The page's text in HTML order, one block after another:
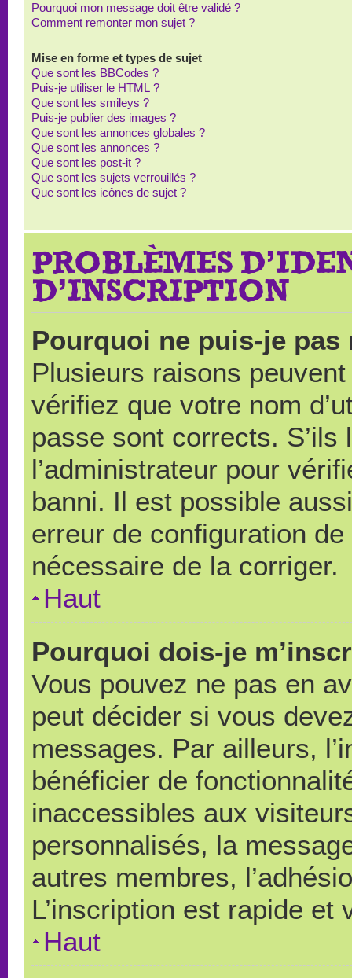
Pourquoi mon message doit être validé ?
Comment remonter mon sujet ?
Mise en forme et types de sujet
Que sont les BBCodes ?
Puis-je utiliser le HTML ?
Que sont les smileys ?
Puis-je publier des images ?
Que sont les annonces globales ?
Que sont les annonces ?
Que sont les post-it ?
Que sont les sujets verrouillés ?
Que sont les icônes de sujet ?
PROBLÈMES
D’INSCRIPTION
Pourquoi ne puis-je pas
Plusieurs raisons
vérifiez que votre nom
passe sont corrects.
l’administrateur pour
banni. Il est possible
erreur de configuration
nécessaire de la corriger.
Haut
Pourquoi dois-je
Vous pouvez ne pas en
peut décider si vous
messages. Par ailleurs,
bénéficier de
inaccessibles aux
personnalisés, la
autres membres,
L’inscription est rapide et
Haut